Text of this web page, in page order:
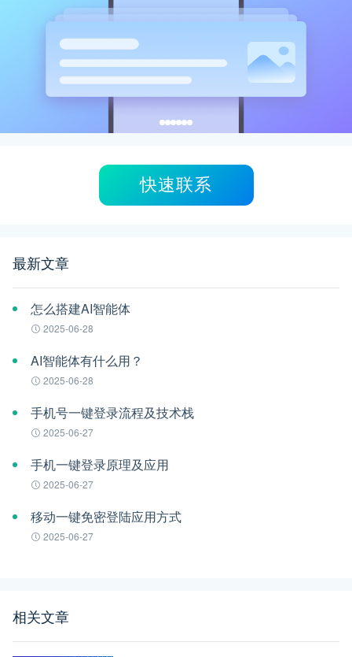
快速联系
最新文章
怎么搭建AI智能体
2025-06-28
AI智能体有什么用？
2025-06-28
手机号一键登录流程及技术栈
2025-06-27
手机一键登录原理及应用
2025-06-27
移动一键免密登陆应用方式
2025-06-27
相关文章